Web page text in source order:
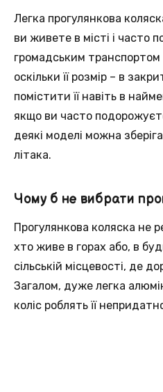
Легка прогулянкова
ви живете в місті і часто
громадським транспортом
оскільки її розмір – в
помістити її навіть в
якщо ви часто
деякі моделі можна
літака.
Чому б не вибрати
Прогулянкова коляска не
хто живе в горах або, в
сільській місцевості, де
Загалом, дуже легка
коліс роблять її